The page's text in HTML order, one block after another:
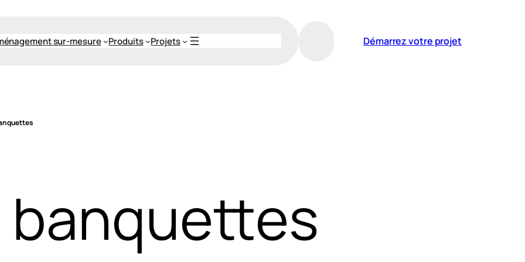
sur-mesure Produits Projets Démarrez votre projet
banquettes